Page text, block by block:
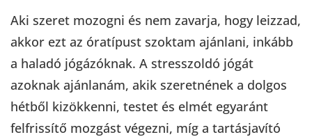
Aki szeret mozogni és nem zavarja, hogy leizzad,
akkor ezt az óratípust szoktam ajánlani, inkább
a haladó jógázóknak. A stresszoldó jógát
azoknak ajánlanám, akik szeretnének a dolgos
hétből kizökkenni, testet és elmét egyaránt
felfrissítő mozgást végezni, míg a tartásjavító